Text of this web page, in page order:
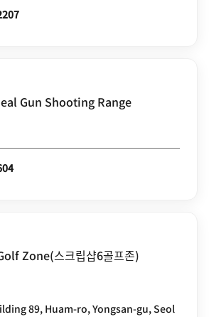
Gun Shooting Range
Zone(스크립샵6골프존)
89, Huam-ro, Yongsan-gu, Seol